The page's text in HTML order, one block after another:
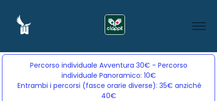
Percorso individuale Avventura 30€ - Percorso
individuale Panoramico: 10€
Entrambi i percorsi (fasce orarie diverse): 35€ anziché
40€